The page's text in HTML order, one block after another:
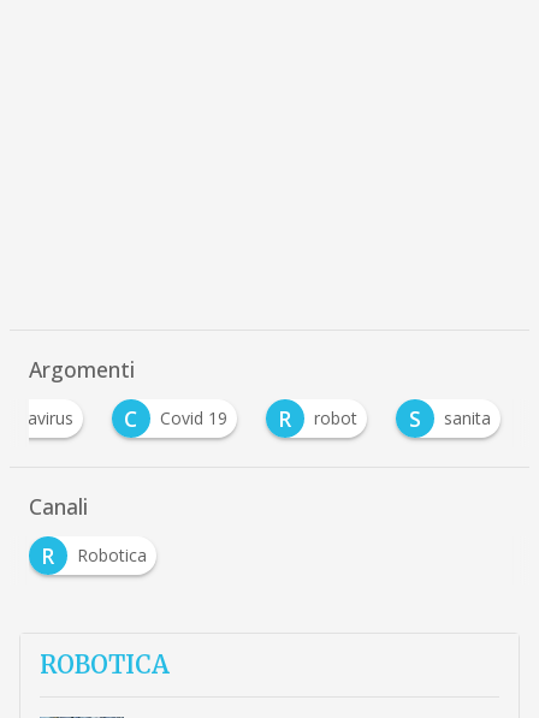
Argomenti
C Covid 19 R robot S sanita
Canali
R
Robotica
ROBOTICA